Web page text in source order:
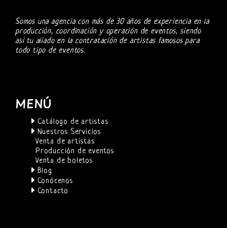
Somos una agencia con más de 30 años de experiencia en la
producción, coordinación y operación de eventos, siendo
asi tu aliado en la contratación de artistas famosos para
todo tipo de eventos.
MENÚ
Catálogo de artistas
Nuestros Servicios
Venta de artistas
Producción de eventos
Venta de boletos
Blog
Conócenos
Contacto